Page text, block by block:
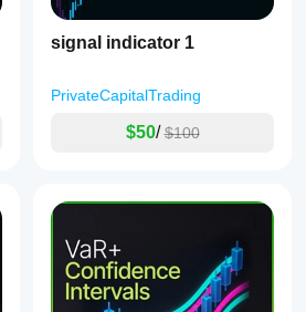
signal indicator 1
PrivateCapitalTrading
$50/ $100